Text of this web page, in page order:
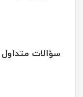
سؤالات متداول